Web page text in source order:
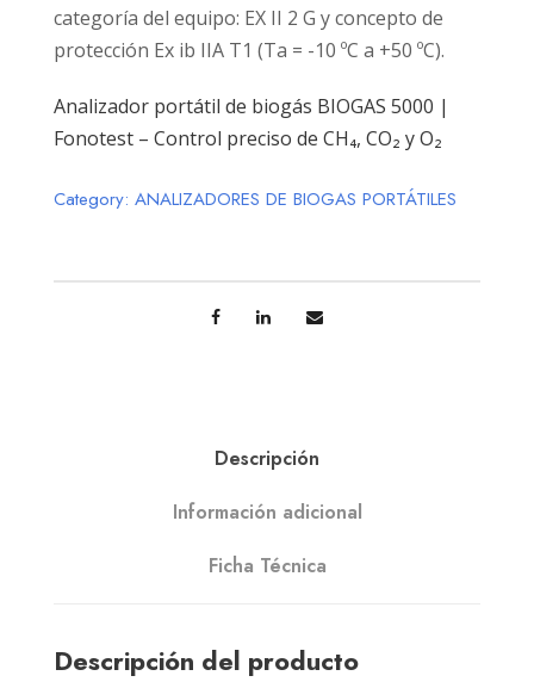
categoría del equipo: EX II 2 G y concepto de
protección Ex ib IIA T1 (Ta = -10 ºC a +50 ºC).
Analizador portátil de biogás BIOGAS 5000 |
Fonotest – Control preciso de CH₄, CO₂ y O₂
Category: ANALIZADORES DE BIOGAS PORTÁTILES
Descripción
Información adicional
Ficha Técnica
Descripción del producto